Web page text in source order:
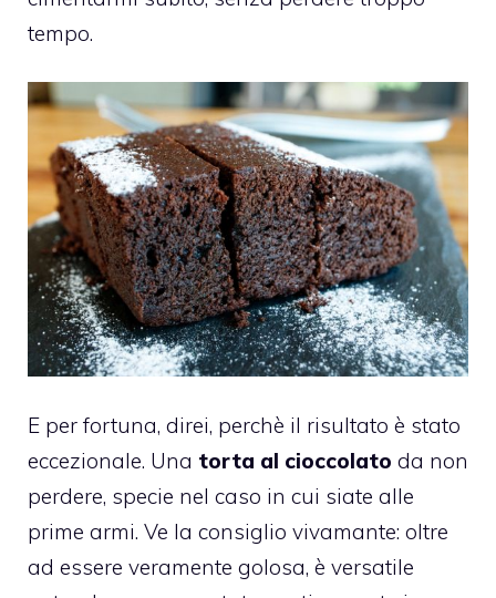
tempo.
E per fortuna, direi, perchè il risultato è stato
eccezionale. Una torta al cioccolato da non
perdere, specie nel caso in cui siate alle
prime armi. Ve la consiglio vivamante: oltre
ad essere veramente golosa, è versatile